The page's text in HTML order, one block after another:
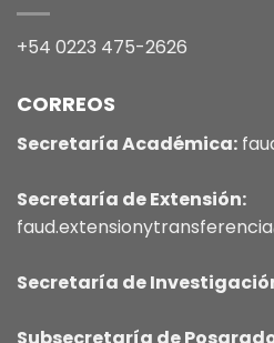
+54 0223 475-2626
CORREOS
Secretaría Académica:
Secretaría de Extensión:
Secretaría de
Subsecretaría de